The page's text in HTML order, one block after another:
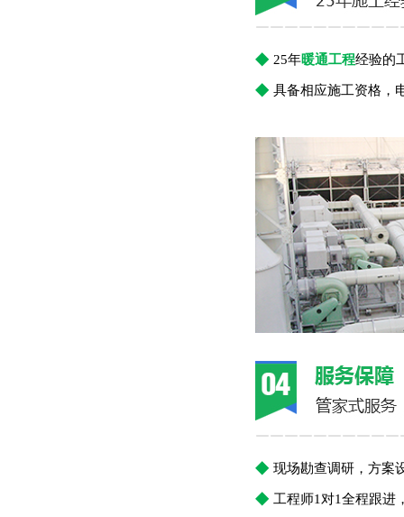
￣￣￣￣￣￣￣￣￣
◆ 25年暖通工程经验的
◆ 具备相应施工资格，
￣￣￣￣￣￣￣￣￣
◆ 现场勘查调研，方案
◆ 工程师1对1全程跟进